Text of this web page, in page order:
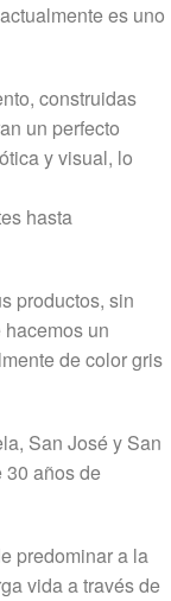
es uno
construidas
un perfecto
y visual, lo
hasta
productos, sin
un
de color gris
San José y San
30 años de
predominar a la
vida a través de